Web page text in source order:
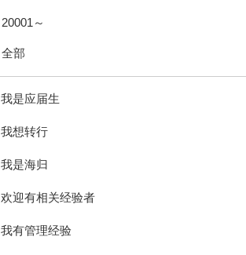
20001～
全部
我是应届生
我想转行
我是海归
欢迎有相关经验者
我有管理经验